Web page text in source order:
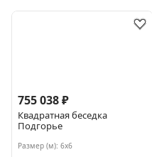
755 038 ₽
Квадратная беседка
Подгорье
Размер (м): 6х6